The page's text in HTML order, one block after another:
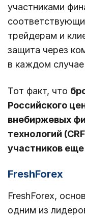
участниками
трейдерам и
защита через
в каждом
Тот факт, что
Российского
внебиржевых
технологий
участников
FreshForex
FreshForex,
одним из